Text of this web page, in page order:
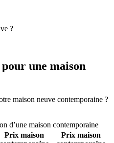
?
une maison
maison neuve contemporaine ?
d’une maison contemporaine
Prix maison
Prix maison